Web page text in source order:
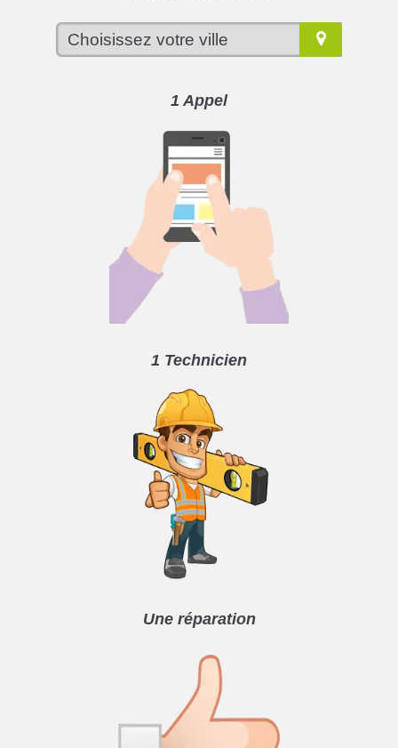
1 Appel
1 Technicien
Une réparation